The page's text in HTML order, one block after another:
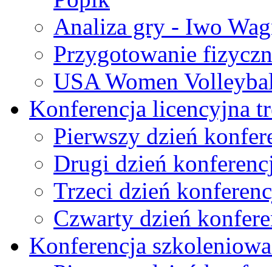
Analiza gry - Iwo
Przygotowanie
USA Women
Konferencja licencyjna
Pierwszy dzień
Drugi dzień
Trzeci dzień
Czwarty dzień
Konferencja